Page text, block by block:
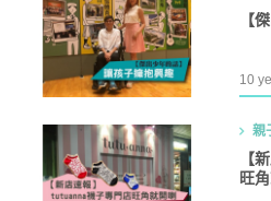
【
10
親
【
旺